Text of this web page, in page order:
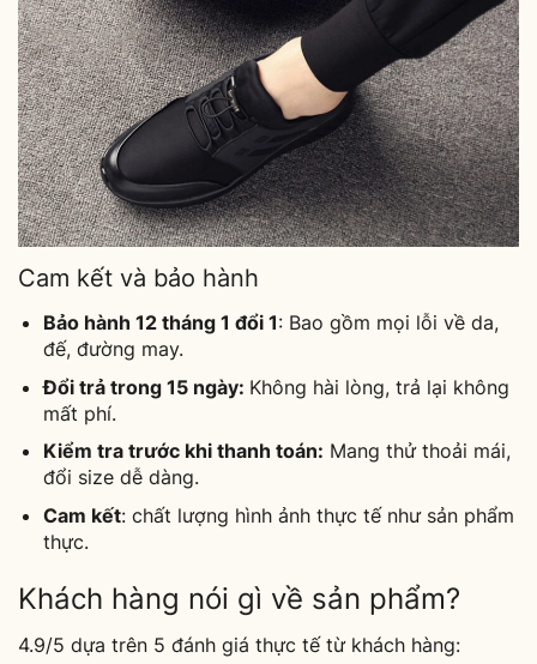
Cam kết và bảo hành
Bảo hành 12 tháng 1 đổi 1: Bao gồm mọi lỗi về da,
đế, đường may.
Đổi trả trong 15 ngày: Không hài lòng, trả lại không
mất phí.
Kiểm tra trước khi thanh toán: Mang thử thoải mái,
đổi size dễ dàng.
Cam kết: chất lượng hình ảnh thực tế như sản phẩm
thực.
Khách hàng nói gì về sản phẩm?
4.9/5 dựa trên 5 đánh giá thực tế từ khách hàng: